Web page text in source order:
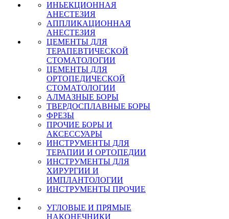
ИНЬЕКЦИОННАЯ
АНЕСТЕЗИЯ
АППЛИКАЦИОННАЯ
АНЕСТЕЗИЯ
ЦЕМЕНТЫ ДЛЯ
ТЕРАПЕВТИЧЕСКОЙ
СТОМАТОЛОГИИ
ЦЕМЕНТЫ ДЛЯ
ОРТОПЕДИЧЕСКОЙ
СТОМАТОЛОГИИ
АЛМАЗНЫЕ БОРЫ
ТВЕРДОСПЛАВНЫЕ БОРЫ
ФРЕЗЫ
ПРОЧИЕ БОРЫ И
АКСЕССУАРЫ
ИНСТРУМЕНТЫ ДЛЯ
ТЕРАПИИ И ОРТОПЕДИИ
ИНСТРУМЕНТЫ ДЛЯ
ХИРУРГИИ И
ИМПЛАНТОЛОГИИ
ИНСТРУМЕНТЫ ПРОЧИЕ
УГЛОВЫЕ И ПРЯМЫЕ
НАКОНЕЧНИКИ